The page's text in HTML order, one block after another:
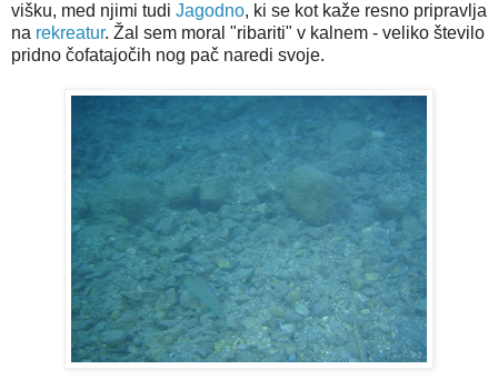
višku, med njimi tudi Jagodno, ki se kot kaže resno pripravlja
na rekreatur. Žal sem moral "ribariti" v kalnem - veliko število
pridno čofatajočih nog pač naredi svoje.